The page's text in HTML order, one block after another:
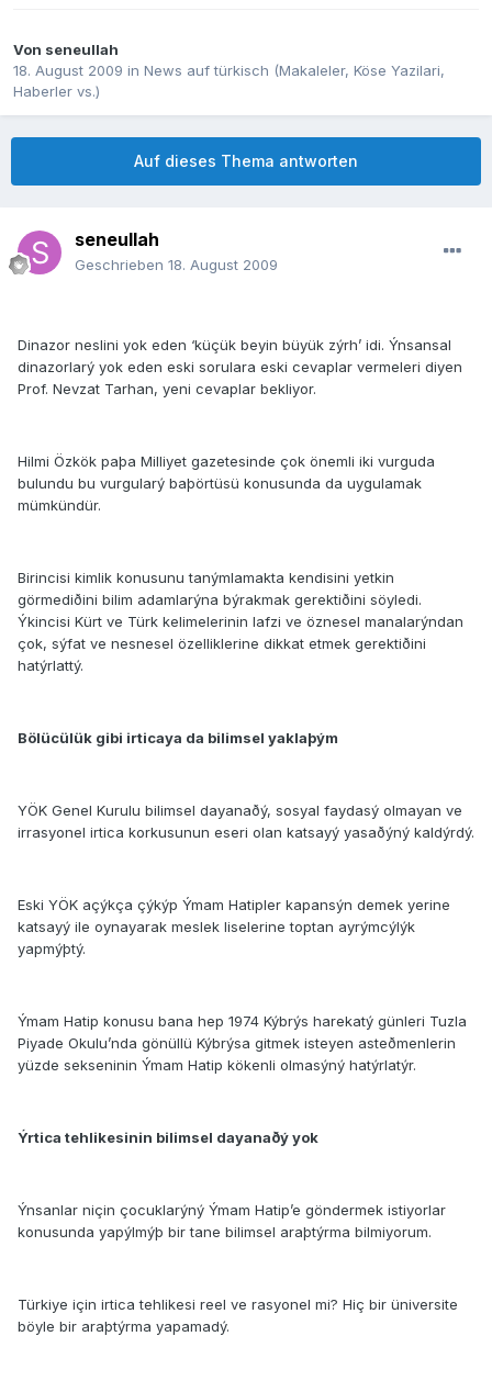
Von seneullah
18. August 2009 in News auf türkisch (Makaleler, Köse Yazilari,
Haberler vs.)
Auf dieses Thema antworten
seneullah
Geschrieben 18. August 2009
Dinazor neslini yok eden ‘küçük beyin büyük zýrh’ idi. Ýnsansal
dinazorlarý yok eden eski sorulara eski cevaplar vermeleri diyen
Prof. Nevzat Tarhan, yeni cevaplar bekliyor.
Hilmi Özkök paþa Milliyet gazetesinde çok önemli iki vurguda
bulundu bu vurgularý baþörtüsü konusunda da uygulamak
mümkündür.
Birincisi kimlik konusunu tanýmlamakta kendisini yetkin
görmediðini bilim adamlarýna býrakmak gerektiðini söyledi.
Ýkincisi Kürt ve Türk kelimelerinin lafzi ve öznesel manalarýndan
çok, sýfat ve nesnesel özelliklerine dikkat etmek gerektiðini
hatýrlattý.
Bölücülük gibi irticaya da bilimsel yaklaþým
YÖK Genel Kurulu bilimsel dayanaðý, sosyal faydasý olmayan ve
irrasyonel irtica korkusunun eseri olan katsayý yasaðýný kaldýrdý.
Eski YÖK açýkça çýkýp Ýmam Hatipler kapansýn demek yerine
katsayý ile oynayarak meslek liselerine toptan ayrýmcýlýk
yapmýþtý.
Ýmam Hatip konusu bana hep 1974 Kýbrýs harekatý günleri Tuzla
Piyade Okulu’nda gönüllü Kýbrýsa gitmek isteyen asteðmenlerin
yüzde sekseninin Ýmam Hatip kökenli olmasýný hatýrlatýr.
Ýrtica tehlikesinin bilimsel dayanaðý yok
Ýnsanlar niçin çocuklarýný Ýmam Hatip’e göndermek istiyorlar
konusunda yapýlmýþ bir tane bilimsel araþtýrma bilmiyorum.
Türkiye için irtica tehlikesi reel ve rasyonel mi? Hiç bir üniversite
böyle bir araþtýrma yapamadý.